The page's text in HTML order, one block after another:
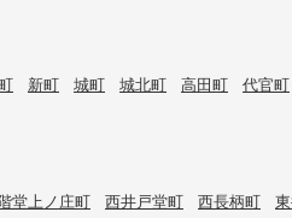
新町 城町 城北町 高田町 代官町
堂上ノ庄町 西井戸堂町 西長柄町